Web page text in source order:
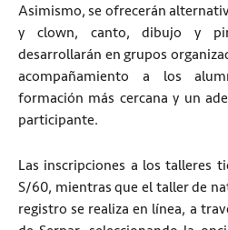
Asimismo, se ofrecerán
y clown, canto, dibujo y
desarrollarán en grupos
acompañamiento a los
formación más cercana y un
participante.
Las inscripciones a los talleres
S/60, mientras que el taller de
registro se realiza en línea, a